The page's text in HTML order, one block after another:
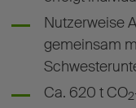
Nutzerweise
gemeinsam
Ca. 620 t CO2